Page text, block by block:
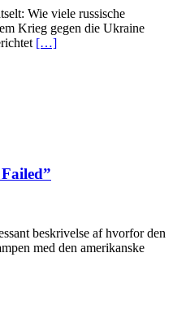
Wie viele russische
Krieg gegen die Ukraine
[…]
beskrivelse af hvorfor den
med den amerikanske